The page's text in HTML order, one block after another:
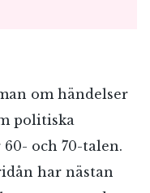
om händelser
politiska
och 70-talen.
har nästan